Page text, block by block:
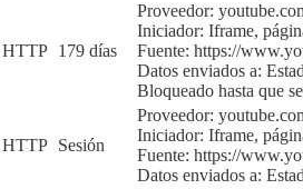
HTTP 179 días
Proveedor:
Iniciador: Iframe,
Fuente: https://
Datos enviados a:
Bloqueado hasta que
HTTP Sesión
Proveedor:
Iniciador: Iframe,
Fuente: https://
Datos enviados a: